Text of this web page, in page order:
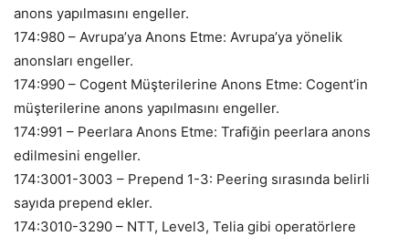
anons yapılmasını engeller.
174:980 – Avrupa’ya Anons Etme: Avrupa’ya yönelik
anonsları engeller.
174:990 – Cogent Müşterilerine Anons Etme: Cogent’in
müşterilerine anons yapılmasını engeller.
174:991 – Peerlara Anons Etme: Trafiğin peerlara anons
edilmesini engeller.
174:3001-3003 – Prepend 1-3: Peering sırasında belirli
sayıda prepend ekler.
174:3010-3290 – NTT, Level3, Telia gibi operatörlere